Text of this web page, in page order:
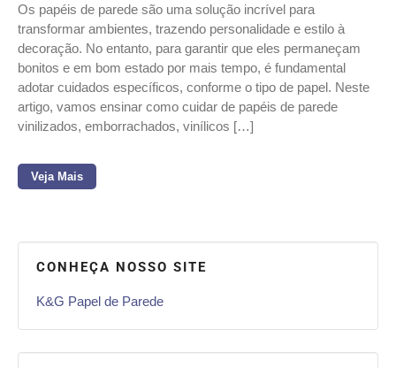
Os papéis de parede são uma solução incrível para
transformar ambientes, trazendo personalidade e estilo à
decoração. No entanto, para garantir que eles permaneçam
bonitos e em bom estado por mais tempo, é fundamental
adotar cuidados específicos, conforme o tipo de papel. Neste
artigo, vamos ensinar como cuidar de papéis de parede
vinilizados, emborrachados, vinílicos […]
Veja Mais
CONHEÇA NOSSO SITE
K&G Papel de Parede